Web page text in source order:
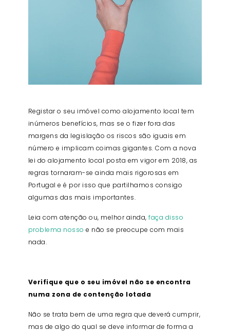
Registar o seu imóvel como alojamento local tem
inúmeros benefícios, mas se o fizer fora das
margens da legislação os riscos são iguais em
número e implicam coimas gigantes. Com a nova
lei do alojamento local posta em vigor em 2018, as
regras tornaram-se ainda mais rigorosas em
Portugal e é por isso que partilhamos consigo
algumas das mais importantes.
Leia com atenção ou, melhor ainda,faça disso
problema nosso e não se preocupe com mais
nada.
Verifique que o seu imóvel não se encontra
numa zona de contenção lotada
Não se trata bem de uma regra que deverá cumprir,
mas de algo do qual se deve informar de forma a